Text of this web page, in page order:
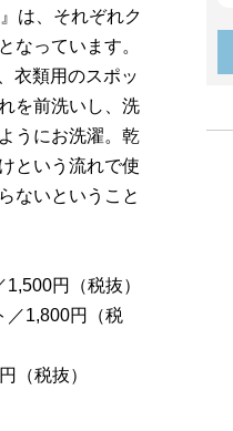
は、それぞれク
なっています。
衣類用のスポッ
を前洗いし、洗
うにお洗濯。乾
という流れで使
ないということ
円（税抜）
／1,800円（税
（税抜）